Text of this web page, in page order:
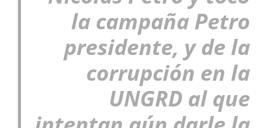
la campaña Petro
presidente, y de la
corrupción en la
UNGRD al que